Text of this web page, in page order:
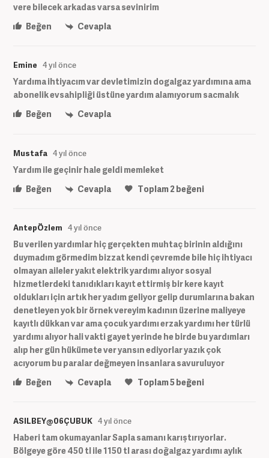
vere bilecek arkadas varsa sevinirim
Beğen
Cevapla
Emine 4 yıl önce
Yardıma ihtiyacım var devletimizin dogalgaz yardımına ama
abonelik evsahipliği üstüne yardım alamıyorum sacmalık
Beğen
Cevapla
Mustafa 4 yıl önce
Yardım ile geçinir hale geldi memleket
Beğen
Cevapla Toplam2 beğeni
AntepÖzlem 4 yıl önce
Bu verilen yardımlar hiç gerçekten muhtaç birinin aldığını
duymadım görmedim bizzat kendi çevremde bile hiç ihtiyacı
olmayan aileler yakıt elektrik yardımı alıyor sosyal
hizmetlerdeki tanıdıkları kayıt ettirmiş bir kere kayıt
oldukları için artık her yadım geliyor gelip durumlarına bakan
denetleyen yok bir örnek vereyim kadının üzerine maliyeye
kayıtlı dükkan var ama çocuk yardımı erzak yardımı her türlü
yardımı alıyor hali vakti gayet yerinde he birde bu yardımları
alıp her gün hükümete ver yansın ediyorlar yazık çok
acıyorum bu paralar değmeyen insanlara savuruluyor
Beğen
Cevapla Toplam5beğeni
ASILBEY@06ÇUBUK 4 yıl önce
Haberi tam okumayanlar Sapla samanı karıştırıyorlar.
Bölgeye göre 450 tl ile 1150 tl arası doğalgaz yardımı aylık